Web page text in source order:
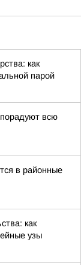
как
парой
всю
в районные
как
узы